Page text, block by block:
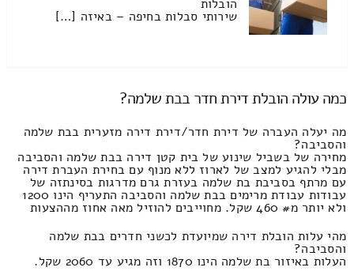
הובלות
שירותי סבלות בחיפה – באיזה […]
כמה עולה הובלת דירת חדר בבת שלמה?
מה יעלה העברה של דירת חדר/דירת דירה מזערית בבת שלמה
והסביבה?
מחירה של בשביל שינוע של בית קטן דירה בבת שלמה והסביבה
מבלי להגיע למצב של לארוז ללא מנוף עם בחירת העברת דירה
עם מרתף בסביבת בת שלמה בעזרת גרם מדרגות בסינתזה של
עבודות עבודת מרימים בבת שלמה והסביבה התעריף הינו 1200
ולא יותר מ# 460 שקל. מחוייבים להוזיל מאה אחוז מההצעות
מהי עלות הובלת דירה שמיועדת לכשני חדרים בבת שלמה
והסביבה?
העלות באיזור בת שלמה הינו 1870 וזה מגיע עד 2060 שקל.